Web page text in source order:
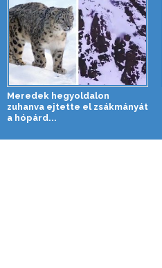
Meredek hegyoldalon
zuhanva ejtette el zsákmányát
a hópárd...